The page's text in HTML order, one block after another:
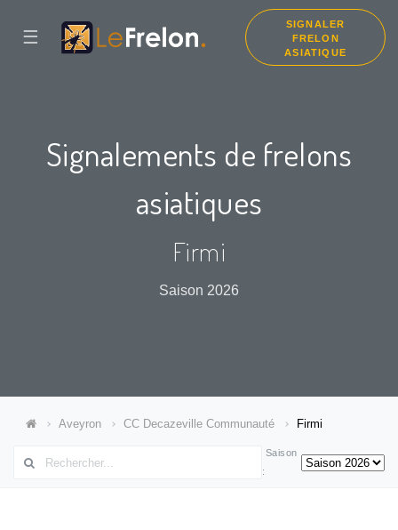
☰
SIGNALER
FRELON
ASIATIQUE
Signalements de frelons
asiatiques
Firmi
Saison 2026
Aveyron CC Decazeville Communauté Firmi
Saison
: